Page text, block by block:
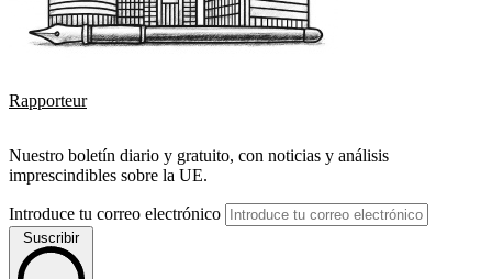
Rapporteur
Nuestro boletín diario y gratuito, con noticias y análisis
imprescindibles sobre la UE.
Introduce tu correo electrónico
Suscribir